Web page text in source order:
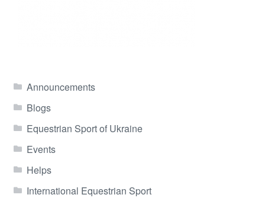
Announcements
Blogs
Equestrian Sport of Ukraine
Events
Helps
International Equestrian Sport